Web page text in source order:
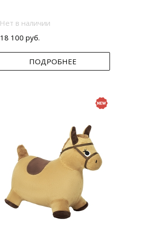
Нет в наличии
18 100 руб.
ПОДРОБНЕЕ